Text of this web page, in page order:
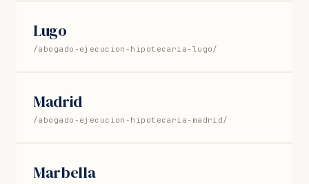
Lugo
/abogado-ejecucion-hipotecaria-lugo/
Madrid
/abogado-ejecucion-hipotecaria-madrid/
Marbella